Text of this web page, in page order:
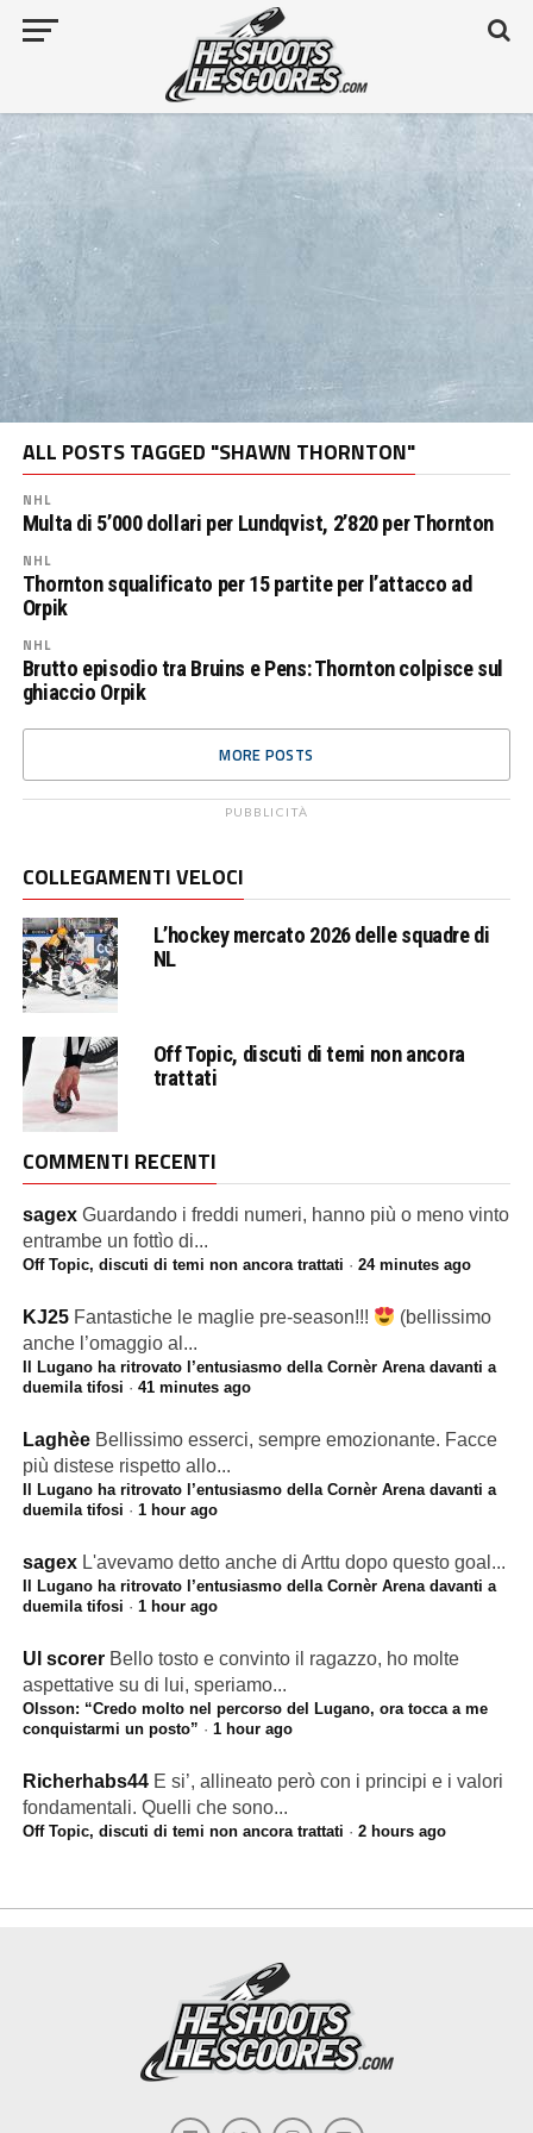
ALL POSTS TAGGED "SHAWN THORNTON"
NHL
Multa di 5’000 dollari per Lundqvist, 2’820 per Thornton
NHL
Thornton squalificato per 15 partite per l’attacco ad
Orpik
NHL
Brutto episodio tra Bruins e Pens: Thornton colpisce sul
ghiaccio Orpik
MORE POSTS
PUBBLICITÀ
COLLEGAMENTI VELOCI
L’hockey mercato 2026 delle squadre di
NL
Off Topic, discuti di temi non ancora
trattati
COMMENTI RECENTI
sagex Guardando i freddi numeri, hanno più o meno vinto
entrambe un fottìo di...
Off Topic, discuti di temi non ancora trattati · 24 minutes ago
KJ25 Fantastiche le maglie pre-season!!!
(bellissimo
anche l’omaggio al...
Il Lugano ha ritrovato l’entusiasmo della Cornèr Arena davanti a
duemila tifosi · 41 minutes ago
Laghèe Bellissimo esserci, sempre emozionante. Facce
più distese rispetto allo...
Il Lugano ha ritrovato l’entusiasmo della Cornèr Arena davanti a
duemila tifosi · 1 hour ago
sagex L'avevamo detto anche di Arttu dopo questo goal...
Il Lugano ha ritrovato l’entusiasmo della Cornèr Arena davanti a
duemila tifosi · 1 hour ago
Ul scorer Bello tosto e convinto il ragazzo, ho molte
aspettative su di lui, speriamo...
Olsson: “Credo molto nel percorso del Lugano, ora tocca a me
conquistarmi un posto” · 1 hour ago
Richerhabs44 E si’, allineato però con i principi e i valori
fondamentali. Quelli che sono...
Off Topic, discuti di temi non ancora trattati · 2 hours ago